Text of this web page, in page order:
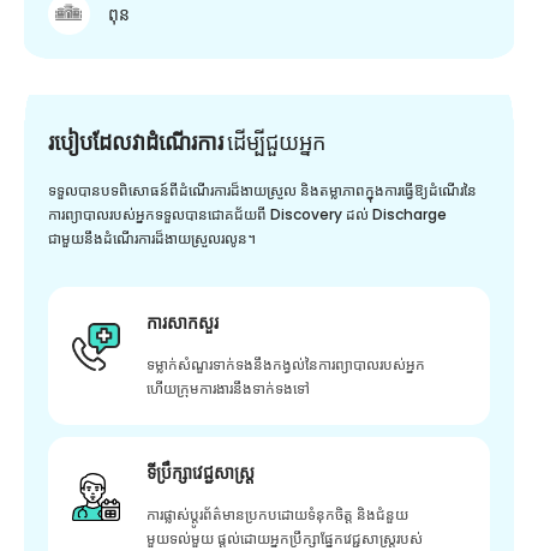
ពុន
របៀបដែលវាដំណើរការដើម្បី​ជួយ​អ្នក
ទទួលបានបទពិសោធន៍ពីដំណើរការដ៏ងាយស្រួល និងតម្លាភាពក្នុងការធ្វើឱ្យដំណើរនៃ
ការព្យាបាលរបស់អ្នកទទួលបានជោគជ័យពី Discovery ដល់ Discharge
ជាមួយនឹងដំណើរការដ៏ងាយស្រួលរលូន។
ការសាកសួរ
ទម្លាក់សំណួរទាក់ទងនឹងកង្វល់នៃការព្យាបាលរបស់អ្នក
ហើយក្រុមការងារនឹងទាក់ទងទៅ
ទីប្រឹក្សាវេជ្ជសាស្ត្រ
ការផ្លាស់ប្តូរព័ត៌មានប្រកបដោយទំនុកចិត្ត និងជំនួយ
មួយទល់មួយ ផ្តល់ដោយអ្នកប្រឹក្សាផ្នែកវេជ្ជសាស្រ្តរបស់